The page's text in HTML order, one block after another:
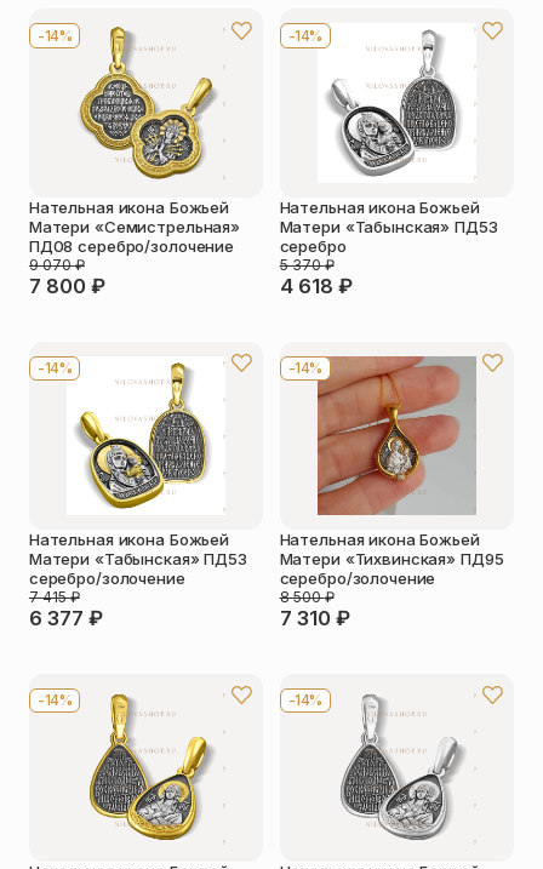
-14%
Нательная икона Божьей
Матери «Семистрельная»
ПД08 серебро/золочение
7 800 ₽
9 070₽
-14%
Нательная икона Божьей
Матери «Табынская» ПД53
серебро
4 618 ₽
5 370₽
-14%
Нательная икона Божьей
Матери «Табынская» ПД53
серебро/золочение
6 377 ₽
7 415₽
-14%
Нательная икона Божьей
Матери «Тихвинская» ПД95
серебро/золочение
7 310 ₽
8 500₽
-14% -14%